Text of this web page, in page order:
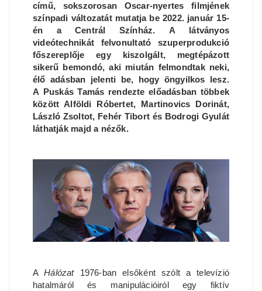
című, sokszorosan Oscar-nyertesfilmjének
színpadi változatát mutatja be 2022. január 15-
én a Centrál Színház. A látványos
videótechnikát felvonultató szuperprodukció
főszereplője egy kiszolgált, megtépázott
sikerű bemondó, aki miután felmondtak neki,
élő adásban jelenti be, hogy öngyilkos lesz.
A Puskás Tamás rendezteelőadásban többek
között Alföldi Róbertet, Martinovics Dorinát,
László Zsoltot, Fehér Tibort és Bodrogi Gyulát
láthatják majd a nézők.
AHálózat1976-ban elsőként szólt a televízió
hatalmáról és manipulációiról egy fiktív